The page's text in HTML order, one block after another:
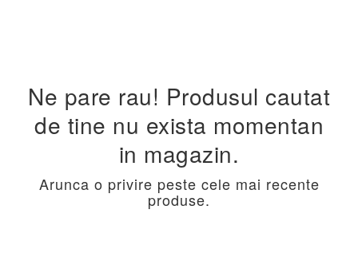
Ne pare rau! Produsul cautat
de tine nu exista momentan
in magazin.
Arunca o privire peste cele mai recente
produse.